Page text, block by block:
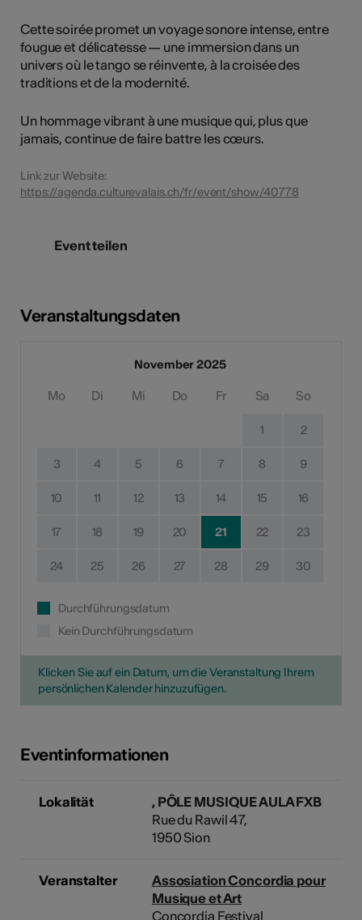
Cette soirée promet un voyage sonore intense, entre
fougue et délicatesse — une immersion dans un
univers où le tango se réinvente, à la croisée des
traditions et de la modernité.
Un hommage vibrant à une musique qui, plus que
jamais, continue de faire battre les cœurs.
Link zur Website:
https://agenda.culturevalais.ch/fr/event/show/40778
Event teilen
Veranstaltungsdaten
November 2025
Mo Di Mi Do Fr Sa So
1 2
3 4 5 6 7 8 9
10 11 12 13 14 15 16
17 18 19 20 21 22 23
24 25 26 27 28 29 30
Durchführungsdatum
Kein Durchführungsdatum
Klicken Sie auf ein Datum, um die Veranstaltung Ihrem
persönlichen Kalender hinzuzufügen.
Eventinformationen
Lokalität
, PÔLE MUSIQUE AULA FXB
Rue du Rawil 47,
1950 Sion
Veranstalter
Assosiation Concordia pour
Musique et Art
Concordia Festival